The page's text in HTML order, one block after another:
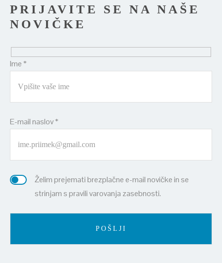
PRIJAVITE SE NA NAŠE
NOVIČKE
Ime *
E-mail naslov *
Želim prejemati brezplačne e-mail novičke in se
strinjam s pravili varovanja zasebnosti.